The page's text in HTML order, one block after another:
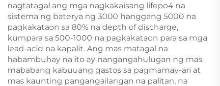
nagtatagal ang mga nagkakaisang lifepo4 na
sistema ng baterya ng 3000 hanggang 5000 na
pagkakataon sa 80% na depth of discharge,
kumpara sa 500-1000 na pagkakataon para sa mga
lead-acid na kapalit. Ang mas matagal na
habambuhay na ito ay nangangahulugan ng mas
mababang kabuuang gastos sa pagmamay-ari at
mas kaunting pangangailangan na palitan, na